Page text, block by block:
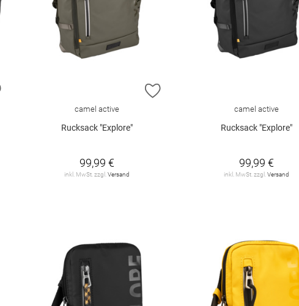
ZUR WUNSCHLISTE HINZUFÜGEN ZUR WUNSCHLISTE HINZUFÜGEN
camel active
Rucksack "Explore"
99,99 €
inkl. MwSt. zzgl.Versand
camel active
Rucksack "Explore"
99,99 €
inkl. MwSt. zzgl.Versand